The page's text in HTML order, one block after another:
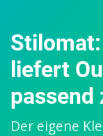
liefert
passend
Der eigene